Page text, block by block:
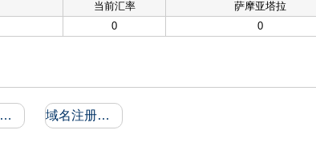
当前汇率
萨摩亚塔拉
0 0
搜索引擎收录和反向链接 域名注册信息